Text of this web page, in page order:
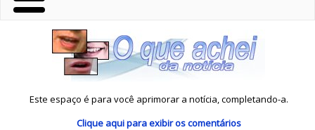
Este espaço é para você aprimorar a notícia, completando-a.
Clique aquipara exibir os comentários